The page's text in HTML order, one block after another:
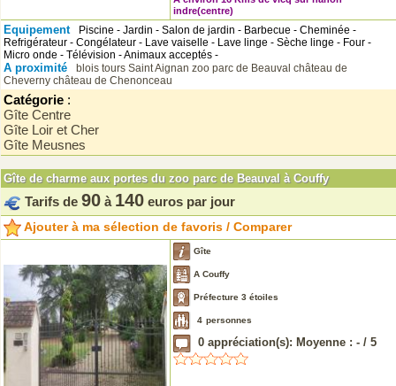
indre(centre)
Equipement
Piscine - Jardin - Salon de jardin - Barbecue - Cheminée -
Refrigérateur - Congélateur - Lave vaiselle - Lave linge - Sèche linge - Four -
Micro onde - Télévision - Animaux acceptés -
A proximité blois tours Saint Aignan zoo parc de Beauval château de
Cheverny château de Chenonceau
Catégorie :
Gîte Centre
Gîte Loir et Cher
Gîte Meusnes
Gîte de charme aux portes du zoo parc de Beauval à Couffy
Tarifs de 90 à 140 euros par jour
Ajouter à ma sélection de favoris / Comparer
Gîte
A Couffy
Préfecture 3 étoiles
4 personnes
0 appréciation(s): Moyenne : - / 5